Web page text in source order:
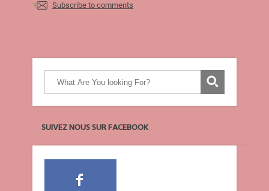
Subscribe to comments
SUIVEZ NOUS SUR FACEBOOK